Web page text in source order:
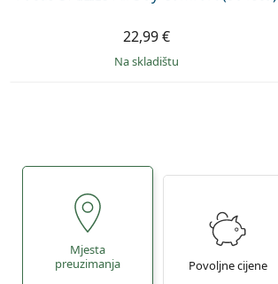
22,99 €
na skladištu
Mjesta
preuzimanja
Povoljne cijene